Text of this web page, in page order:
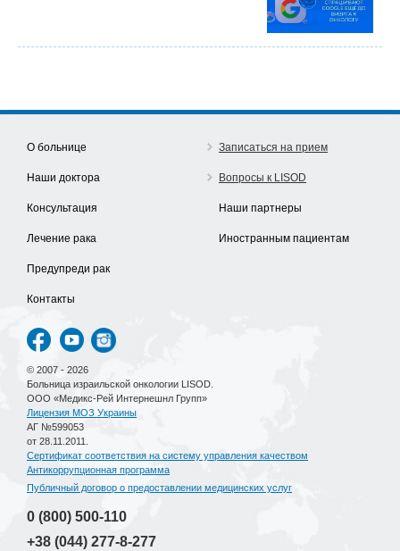
О больнице
Наши доктора
Консультация
Лечение рака
Предупреди рак
Контакты
Записаться на прием
Вопросы к LISOD
Наши партнеры
Иностранным пациентам
© 2007 - 2026
Больница израильской онкологии LISOD.
ООО «Медикс-Рей Интернешнл Групп»
Лицензия МОЗ Украины
АГ №599053
от 28.11.2011.
Сертификат соответствия на систему управления качеством
Антикоррупционная программа
Публичный договор о предоставлении медицинских услуг
0 (800) 500-110
+38 (044) 277-8-277